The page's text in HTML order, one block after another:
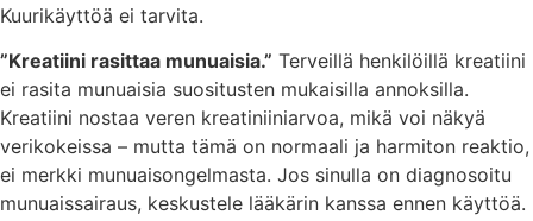
Kuurikäyttöä ei tarvita.
”Kreatiini rasittaa munuaisia.” Terveillä henkilöillä kreatiini
ei rasita munuaisia suositusten mukaisilla annoksilla.
Kreatiini nostaa veren kreatiniiniarvoa, mikä voi näkyä
verikokeissa – mutta tämä on normaali ja harmiton reaktio,
ei merkki munuaisongelmasta. Jos sinulla on diagnosoitu
munuaissairaus, keskustele lääkärin kanssa ennen käyttöä.